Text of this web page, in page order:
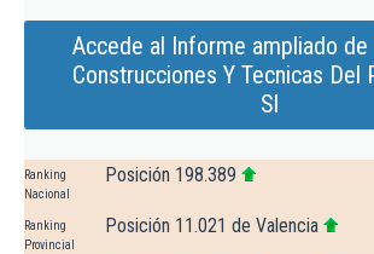
Accede al Informe ampliado de
Construcciones Y Tecnicas Del
Sl
Ranking
Nacional
Posición 198.389
Ranking
Provincial
Posición 11.021 de Valencia